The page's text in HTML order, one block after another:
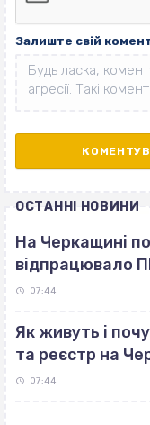
Залиште свій
ОСТАННІ НОВИНИ
На Черкащині по
відпрацювало
07:44
Як живуть і
та реєстр на
07:44